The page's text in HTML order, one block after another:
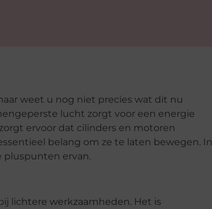
weet u nog niet precies wat dit nu
lucht zorgt voor een energie
ervoor dat cilinders en motoren
belang om ze te laten bewegen. In
pluspunten ervan.
lichtere werkzaamheden. Het is